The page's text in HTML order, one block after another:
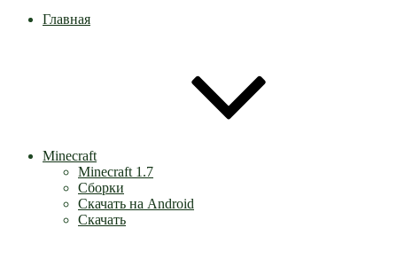
Главная
Minecraft
Minecraft 1.7
Сборки
Скачать на Android
Скачать